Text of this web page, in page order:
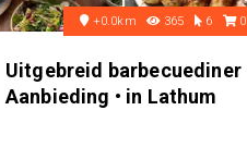
+0.0km 365 6 0
Uitgebreid barbecuediner
Aanbieding • in Lathum